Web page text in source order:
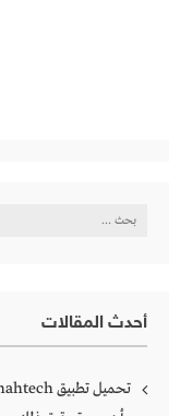
البحث
أحدث المقالات